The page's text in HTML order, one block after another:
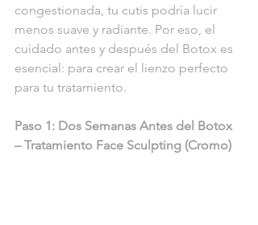
congestionada, tu cutis podría lucir
menos suave y radiante. Por eso, el
cuidado antes y después del Botox es
esencial: para crear el lienzo perfecto
para tu tratamiento.
Paso 1: Dos Semanas Antes del Botox
– Tratamiento Face Sculpting (Cromo)